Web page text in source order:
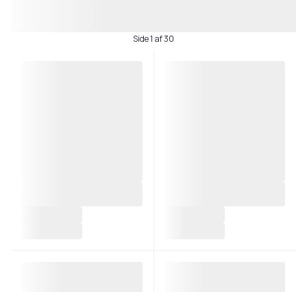
Side 1 af 30